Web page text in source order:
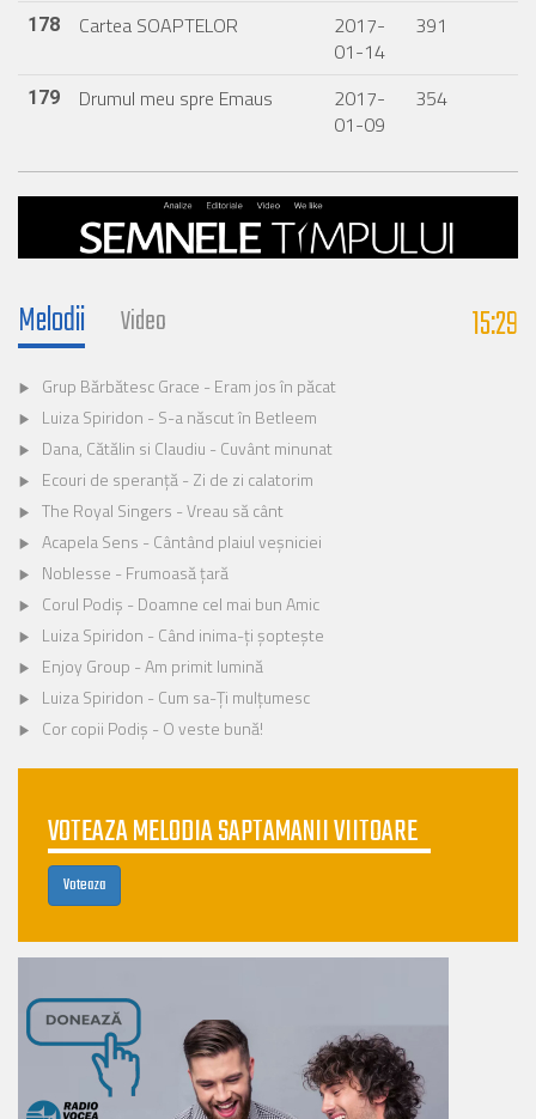
178 Cartea SOAPTELOR
2017-
01-14
391
179 Drumul meu spre Emaus
2017-
01-09
354
Melodii Video 15:29
Grup Bărbătesc Grace - Eram jos în păcat
Luiza Spiridon - S-a născut în Betleem
Dana, Cătălin si Claudiu - Cuvânt minunat
Ecouri de speranță - Zi de zi calatorim
The Royal Singers - Vreau să cânt
Acapela Sens - Cântând plaiul veșniciei
Noblesse - Frumoasă țară
Corul Podiș - Doamne cel mai bun Amic
Luiza Spiridon - Când inima-ți șoptește
Enjoy Group - Am primit lumină
Luiza Spiridon - Cum sa-Ți mulțumesc
Cor copii Podiș - O veste bună!
VOTEAZA MELODIA SAPTAMANII VIITOARE
Voteaza